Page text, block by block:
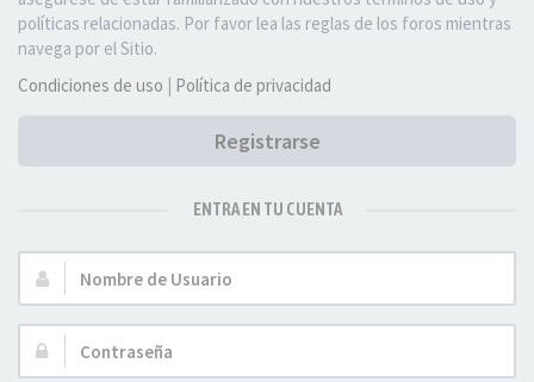
políticas relacionadas. Por favor lea las reglas de los foros mientras
navega por el Sitio.
Condiciones de uso | Política de privacidad
Registrarse
ENTRA EN TU CUENTA
Nombre
de
Usuario:
Contraseña: